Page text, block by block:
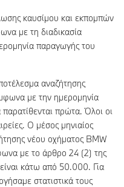
καυσίμου και εκπομπών
με τη διαδικασία
παραγωγής του
αναζήτησης
με την ημερομηνία
πρώτα. Όλοι οι
Ο μέσος μηνιαίος
νέου οχήματος BMW
με το άρθρο 24 (2) της
κάτω από 50.000. Για
στατιστικά τους